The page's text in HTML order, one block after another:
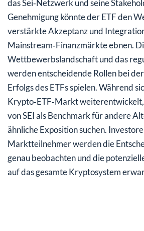
das Sei‑Netzwerk und seine
Genehmigung könnte der ETF den
verstärkte Akzeptanz und
Mainstream‑Finanzmärkte ebnen.
Wettbewerbslandschaft und das
werden entscheidende Rollen bei
Erfolgs des ETFs spielen. Während
Krypto‑ETF‑Markt
von SEI als Benchmark für andere
ähnliche Exposition suchen.
Marktteilnehmer werden die
genau beobachten und die
auf das gesamte Kryptosystem